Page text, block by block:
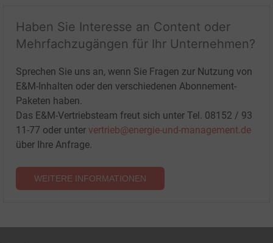
Haben Sie Interesse an Content oder
Mehrfachzugängen für Ihr Unternehmen?
Sprechen Sie uns an, wenn Sie Fragen zur Nutzung von
E&M-Inhalten oder den verschiedenen Abonnement-
Paketen haben.
Das E&M-Vertriebsteam freut sich unter Tel. 08152 / 93
11-77 oder unter vertrieb@energie-und-management.de
über Ihre Anfrage.
WEITERE INFORMATIONEN